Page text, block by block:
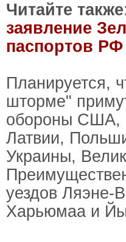
Читайте также:
заявление
паспортов РФ
Планируется,
шторме"
обороны США,
Латвии,
Украины,
уездов Ляэне-
Харьюмаа и